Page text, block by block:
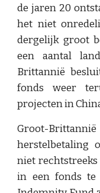
de jaren 20
het niet
dergelijk groot
een aantal
Brittannië
fonds weer
projecten in
Groot-
herstelbetaling
niet rechtstreeks
in een fonds te